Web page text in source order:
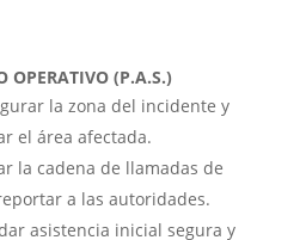
OPERATIVO (P.A.S.)
la zona del incidente y
el área afectada.
la cadena de llamadas de
a las autoridades.
asistencia inicial segura y